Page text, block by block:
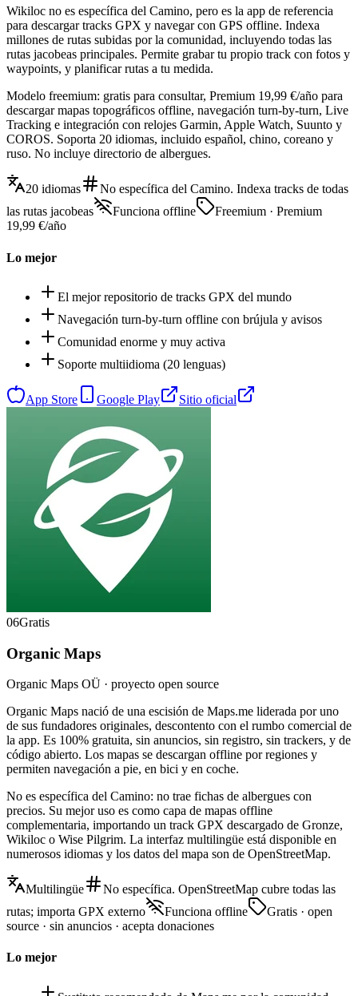
Wikiloc no es específica del Camino, pero es la app de referencia
para descargar tracks GPX y navegar con GPS offline. Indexa
millones de rutas subidas por la comunidad, incluyendo todas las
rutas jacobeas principales. Permite grabar tu propio track con fotos y
waypoints, y planificar rutas a tu medida.
Modelo freemium: gratis para consultar, Premium 19,99 €/año para
descargar mapas topográficos offline, navegación turn-by-turn, Live
Tracking e integración con relojes Garmin, Apple Watch, Suunto y
COROS. Soporta 20 idiomas, incluido español, chino, coreano y
ruso. No incluye directorio de albergues.
20 idiomas
No específica del Camino. Indexa tracks de todas
las rutas jacobeas
Funciona offline
Freemium · Premium
19,99 €/año
Lo mejor
El mejor repositorio de tracks GPX del mundo
Navegación turn-by-turn offline con brújula y avisos
Comunidad enorme y muy activa
Soporte multiidioma (20 lenguas)
App Store Google Play Sitio oficial
06Gratis
Organic Maps
Organic Maps OÜ · proyecto open source
Organic Maps nació de una escisión de Maps.me liderada por uno
de sus fundadores originales, descontento con el rumbo comercial de
la app. Es 100% gratuita, sin anuncios, sin registro, sin trackers, y de
código abierto. Los mapas se descargan offline por regiones y
permiten navegación a pie, en bici y en coche.
No es específica del Camino: no trae fichas de albergues con
precios. Su mejor uso es como capa de mapas offline
complementaria, importando un track GPX descargado de Gronze,
Wikiloc o Wise Pilgrim. La interfaz multilingüe está disponible en
numerosos idiomas y los datos del mapa son de OpenStreetMap.
Multilingüe
No específica. OpenStreetMap cubre todas las
rutas; importa GPX externo
Funciona offline
Gratis · open
source · sin anuncios · acepta donaciones
Lo mejor